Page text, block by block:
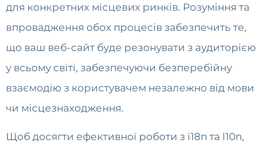
для конкретних місцевих ринків. Розуміння та
впровадження обох процесів забезпечить те,
що ваш веб-сайт буде резонувати з аудиторією
у всьому світі, забезпечуючи безперебійну
взаємодію з користувачем незалежно від мови
чи місцезнаходження.
Щоб досягти ефективної роботи з i18n та l10n,